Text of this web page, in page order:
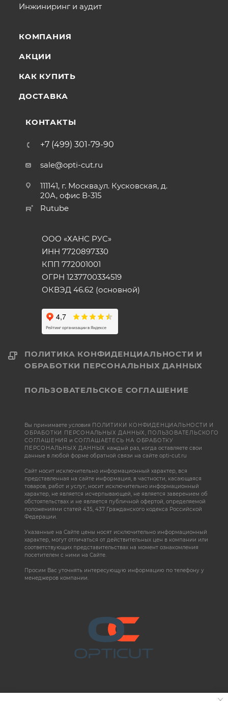
Инжиниринг и аудит
КОМПАНИЯ
АКЦИИ
КАК КУПИТЬ
ДОСТАВКА
КОНТАКТЫ
+7 (499) 301-79-90
sale@opti-cut.ru
111141, г. Москва,ул. Кусковская, д.
20А, офис В-315
Rutube
ООО «ХАНС РУС»
ИНН 7720897330
КПП 772001001
ОГРН 1237700334519
ОКВЭД 46.62 (основной)
ПОЛИТИКА КОНФИДЕНЦИАЛЬНОСТИ И
ОБРАБОТКИ ПЕРСОНАЛЬНЫХ ДАННЫХ
ПОЛЬЗОВАТЕЛЬСКОЕ СОГЛАШЕНИЕ
Вы принимаете условия ПОЛИТИКИ КОНФИДЕНЦИАЛЬНОСТИ И
ОБРАБОТКИ ПЕРСОНАЛЬНЫХ ДАННЫХ, ПОЛЬЗОВАТЕЛЬСКОГО
СОГЛАШЕНИЯ иСОГЛАШАЕТЕСЬ НА ОБРАБОТКУ
ПЕРСОНАЛЬНЫХ ДАННЫХ каждый раз, когда оставляете свои
данные в любой форме обратной связи на сайте opti-cut.ru
Сайт носит исключительно информационный характер, вся
представленная на сайте информация, в частности, касающаяся
товаров, работ и услуг, носит исключительно информационный
характер, не является исчерпывающей, не является заверением об
обстоятельствах и не является публичной офертой, определяемой
положениями статей 435, 437 Гражданского кодекса Российской
Федерации.
Указанные на Сайте цены носят исключительно информационный
характер, могут отличаться от действительных цен в компании или
соответствующих представительствах на момент ознакомления
посетителем с ними на Сайте.
Просим Вас уточнять интересующую информацию по телефону у
менеджеров компании.